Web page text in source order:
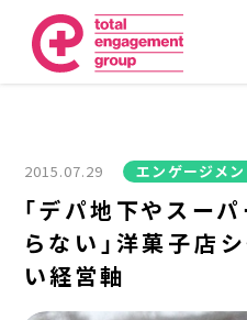
2015.07.29 エンゲージメン
「デパ地下やスー
らない」洋菓子店
い経営軸